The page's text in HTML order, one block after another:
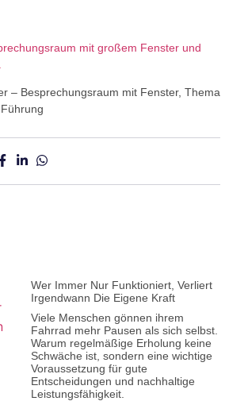
– Besprechungsraum mit Fenster, Thema
Wer Immer Nur Funktioniert, Verliert
Irgendwann Die Eigene Kraft
Viele Menschen gönnen ihrem
Fahrrad mehr Pausen als sich selbst.
Warum regelmäßige Erholung keine
Schwäche ist, sondern eine wichtige
Voraussetzung für gute
Entscheidungen und nachhaltige
Leistungsfähigkeit.